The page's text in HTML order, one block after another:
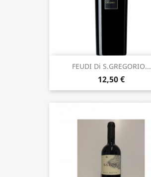
FEUDI Di S.GREGORIO...
12,50 €